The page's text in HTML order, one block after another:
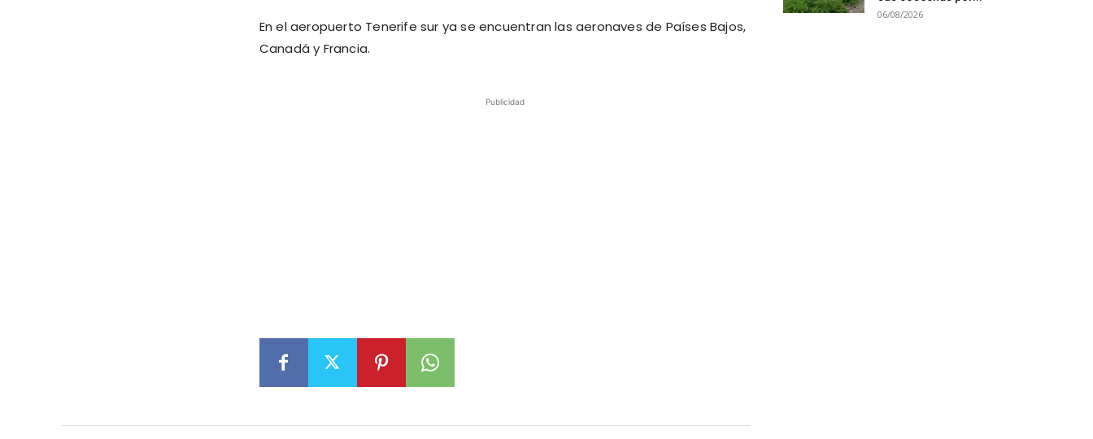
En el aeropuerto Tenerife sur ya se encuentran las aeronaves de Países Bajos,
Canadá y Francia.
Publicidad
06/08/2026